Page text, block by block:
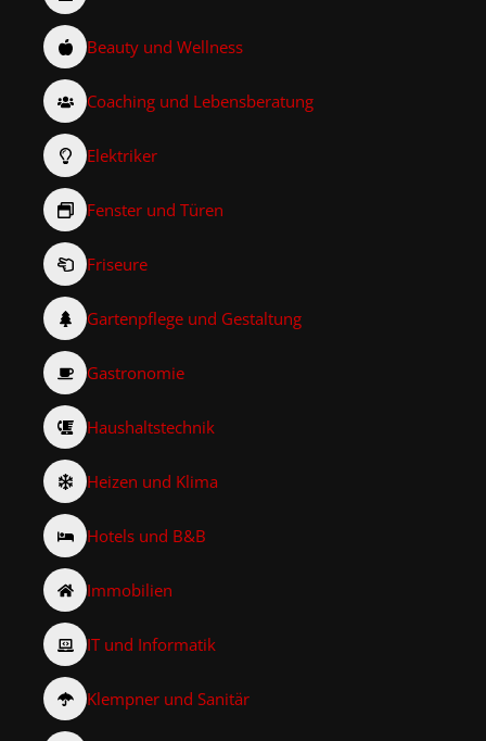
Beauty und Wellness
Coaching und Lebensberatung
Elektriker
Fenster und Türen
Friseure
Gartenpflege und Gestaltung
Gastronomie
Haushaltstechnik
Heizen und Klima
Hotels und B&B
Immobilien
IT und Informatik
Klempner und Sanitär